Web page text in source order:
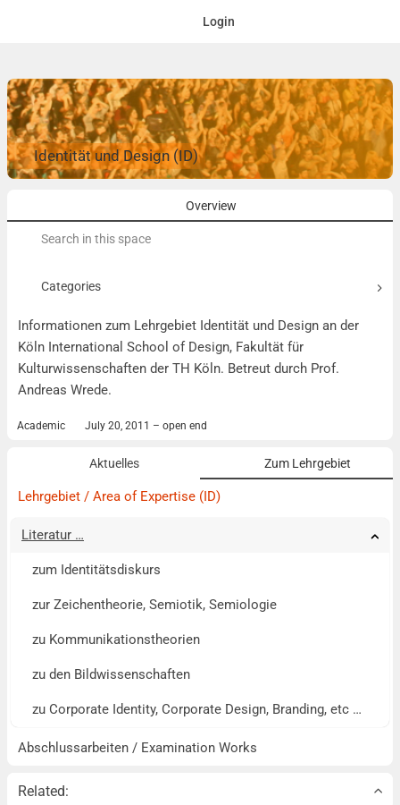
Login
Identität und Design (ID)
Overview
Categories
Informationen zum Lehrgebiet Identität und Design an der
Köln International School of Design, Fakultät für
Kulturwissenschaften der TH Köln. Betreut durch Prof.
Andreas Wrede.
Academic July 20, 2011 – open end
Aktuelles Zum Lehrgebiet
Lehrgebiet / Area of Expertise (ID)
Literatur …
zum Identitätsdiskurs
zur Zeichentheorie, Semiotik, Semiologie
zu Kommunikationstheorien
zu den Bildwissenschaften
zu Corporate Identity, Corporate Design, Branding, etc …
Abschlussarbeiten / Examination Works
Related: